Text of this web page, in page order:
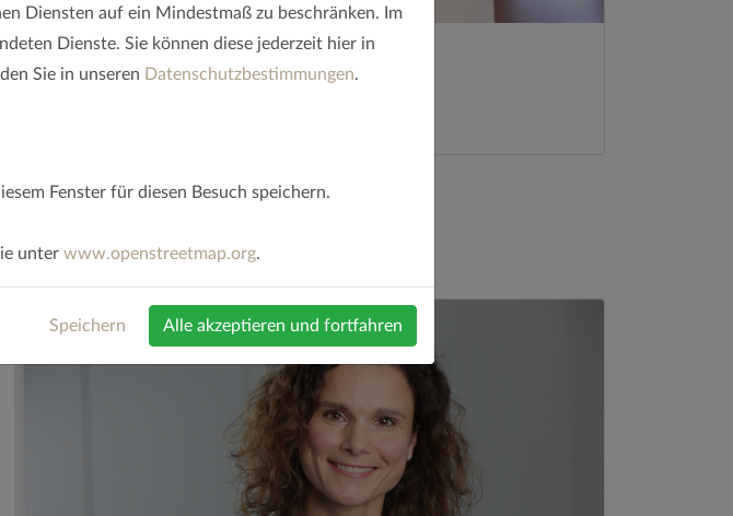
Fr. Bleschke
Diensten auf ein Mindestmaß zu beschränken. Im
Dienste. Sie können diese jederzeit hier in
Sie in unseren Datenschutzbestimmungen.
Fenster für diesen Besuch speichern.
unter www.openstreetmap.org.
Speichern Alle akzeptieren und fortfahren